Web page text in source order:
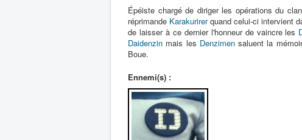
Épéiste chargé de diriger les opérations du
réprimande Karakurirerquand celui-ci intervient
de laisser à ce dernier l'honneur de vaincre les
Daidenzin mais les Denzimensaluent la
Boue.
Ennemi(s) :